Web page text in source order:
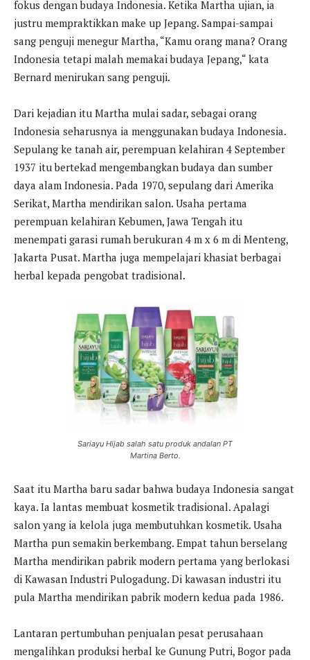
fokus dengan budaya Indonesia. Ketika Martha ujian, ia
justru mempraktikkan make up Jepang. Sampai-sampai
sang penguji menegur Martha, “Kamu orang mana? Orang
Indonesia tetapi malah memakai budaya Jepang,“ kata
Bernard menirukan sang penguji.
Dari kejadian itu Martha mulai sadar, sebagai orang
Indonesia seharusnya ia menggunakan budaya Indonesia.
Sepulang ke tanah air, perempuan kelahiran 4 September
1937 itu bertekad mengembangkan budaya dan sumber
daya alam Indonesia. Pada 1970, sepulang dari Amerika
Serikat, Martha mendirikan salon. Usaha pertama
perempuan kelahiran Kebumen, Jawa Tengah itu
menempati garasi rumah berukuran 4 m x 6 m di Menteng,
Jakarta Pusat. Martha juga mempelajari khasiat berbagai
herbal kepada pengobat tradisional.
Sariayu Hijab salah satu produk andalan PT
Martina Berto.
Saat itu Martha baru sadar bahwa budaya Indonesia sangat
kaya. Ia lantas membuat kosmetik tradisional. Apalagi
salon yang ia kelola juga membutuhkan kosmetik. Usaha
Martha pun semakin berkembang. Empat tahun berselang
Martha mendirikan pabrik modern pertama yang berlokasi
di Kawasan Industri Pulogadung. Di kawasan industri itu
pula Martha mendirikan pabrik modern kedua pada 1986.
Lantaran pertumbuhan penjualan pesat perusahaan
mengalihkan produksi herbal ke Gunung Putri, Bogor pada